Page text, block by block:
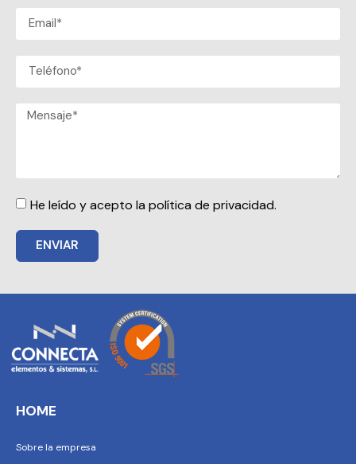
He leído y acepto la política de privacidad.
ENVIAR
HOME
Sobre la empresa